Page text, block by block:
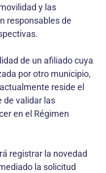
y las
responsables de
de un afiliado cuya
por otro municipio,
reside el
de validar las
en el Régimen
registrar la novedad
la solicitud